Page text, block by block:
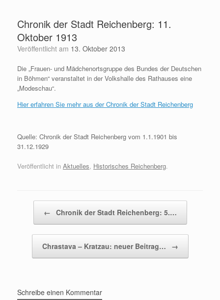
springenChronik der Stadt Reichenberg: 11.
Oktober 1913
Veröffentlicht am 13. Oktober 2013
Die „Frauen- und Mädchenortsgruppe des Bundes der Deutschen
in Böhmen“ veranstaltet in der Volkshalle des Rathauses eine
„Modeschau“.
Hier erfahren Sie mehr aus der Chronik der Stadt Reichenberg
Quelle: Chronik der Stadt Reichenberg vom 1.1.1901 bis
31.12.1929
Veröffentlicht in Aktuelles, Historisches Reichenberg.
← Chronik der Stadt Reichenberg: 5.…
Chrastava – Kratzau: neuer Beitrag… →
Schreibe einen Kommentar